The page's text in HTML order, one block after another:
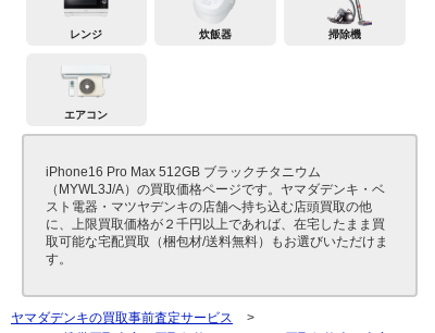
レンジ 炊飯器 掃除機
エアコン
iPhone16 Pro Max 512GB ブラックチタニウム
（MYWL3J/A）の買取価格ページです。ヤマダデンキ・ベ
スト電器・マツヤデンキの店舗へ持ち込む店頭買取の他
に、上限買取価格が２千円以上であれば、在宅したまま買
取可能な宅配買取（梱包材/送料無料）もお選びいただけま
す。
ヤマダデンキの買取事前査定サービス
>